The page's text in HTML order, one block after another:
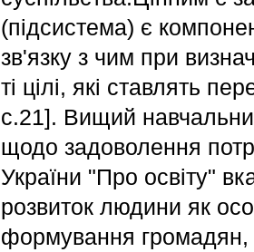
(підсистема) є
зв'язку з чим при
ті цілі, які ставлять
с.21]. Вищий
щодо задоволення
України "Про освіту"
розвиток людини як
формування громадян,